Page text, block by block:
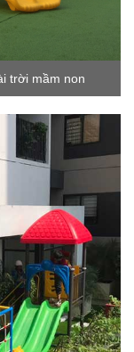
trời mầm non